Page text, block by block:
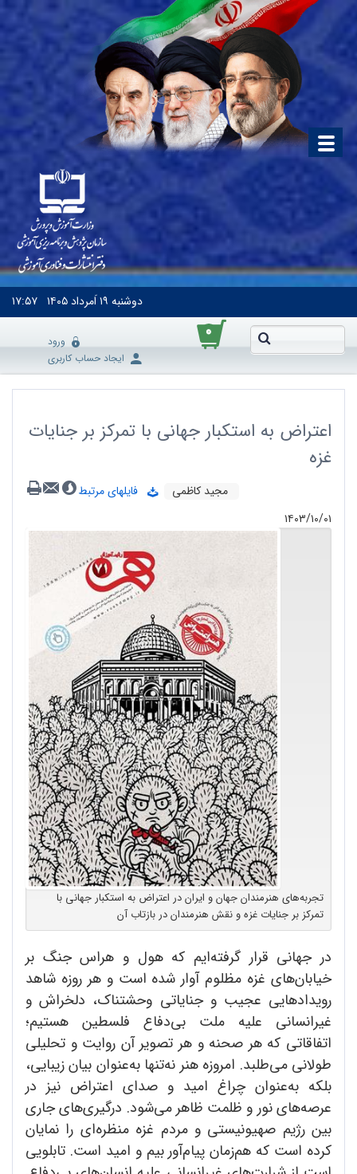
دوشنبه ۱۹ اَمرداد ۱۴۰۵ ۱۷:۵۷
۰
ورود
ایجاد حساب کاربری
اعتراض به استکبار جهانی با تمرکز بر جنایات
غزه
مجید کاظمی
فایلهای مرتبط
۱۴۰۳/۱۰/۰۱
تجربه‌های هنرمندان جهان و ایران در اعتراض به استکبار جهانی با
تمرکز بر جنایات غزه و نقش هنرمندان در بازتاب آن
در جهانی قرار گرفته‌ایم که هول و هراس جنگ بر
خیابان‌های غزه مظلوم آوار شده است و هر روزه شاهد
رویدادهایی عجیب و جنایاتی وحشتناک، دلخراش و
غیرانسانی علیه ملت بی‌دفاع فلسطین هستیم؛
اتفاقاتی که هر صحنه و هر تصویر آن روایت و تحلیلی
طولانی می‌طلبد. امروزه هنر نه‌تنها به‌عنوان بیان زیبایی،
بلکه به‌عنوان چراغ امید و صدای اعتراض نیز در
عرصه‌های نور و ظلمت ظاهر می‌شود. درگیری‌های جاری
بین رژیم صهیونیستی و مردم غزه منظره‌ای را نمایان
کرده است که هم‌زمان پیام‌آور بیم و امید است. تابلویی